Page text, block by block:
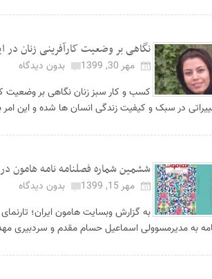
نگاهی بر وضعیت کارآفرینی زنان در
مهر 30, 1399
بدون دیدگاه
کسب و کار سبز زنان نگاهی بر وضعیت
در سبک و کیفیت زندگی انسان ها شده و این امر
ششمین شماره فصلنامه نامه هامون
مهر 15, 1399
بدون دیدگاه
به گزارش وبسایت هامون ایران؛
به مدیرمسوولی اسماعیل حسام مقدم و سردبیری